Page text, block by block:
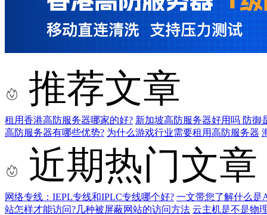
推荐文章
租用香港高防服务器哪家的好? 新加坡高防服务器好用吗 防御
高防服务器有哪些优势? 为什么游戏行业需要租用高防服务器
近期热门文章
网络专线：IEPL专线和IPLC专线哪个好? 一文带您了解什么是
站怎样才能访问?几种被屏蔽网站的访问方法 云主机是不是物